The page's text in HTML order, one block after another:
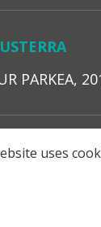
PARKEA,
uses